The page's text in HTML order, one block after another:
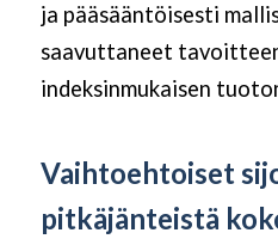
ja pääsääntöisesti
saavuttaneet
indeksinmukaisen
Vaihtoehtoiset
pitkäjänteistä